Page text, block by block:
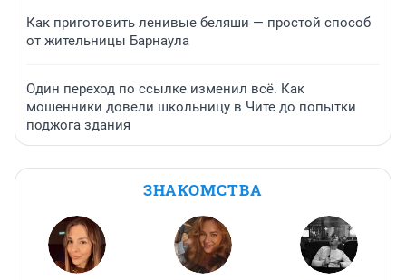
Как приготовить ленивые беляши — простой способ
от жительницы Барнаула
Один переход по ссылке изменил всё. Как
мошенники довели школьницу в Чите до попытки
поджога здания
ЗНАКОМСТВА